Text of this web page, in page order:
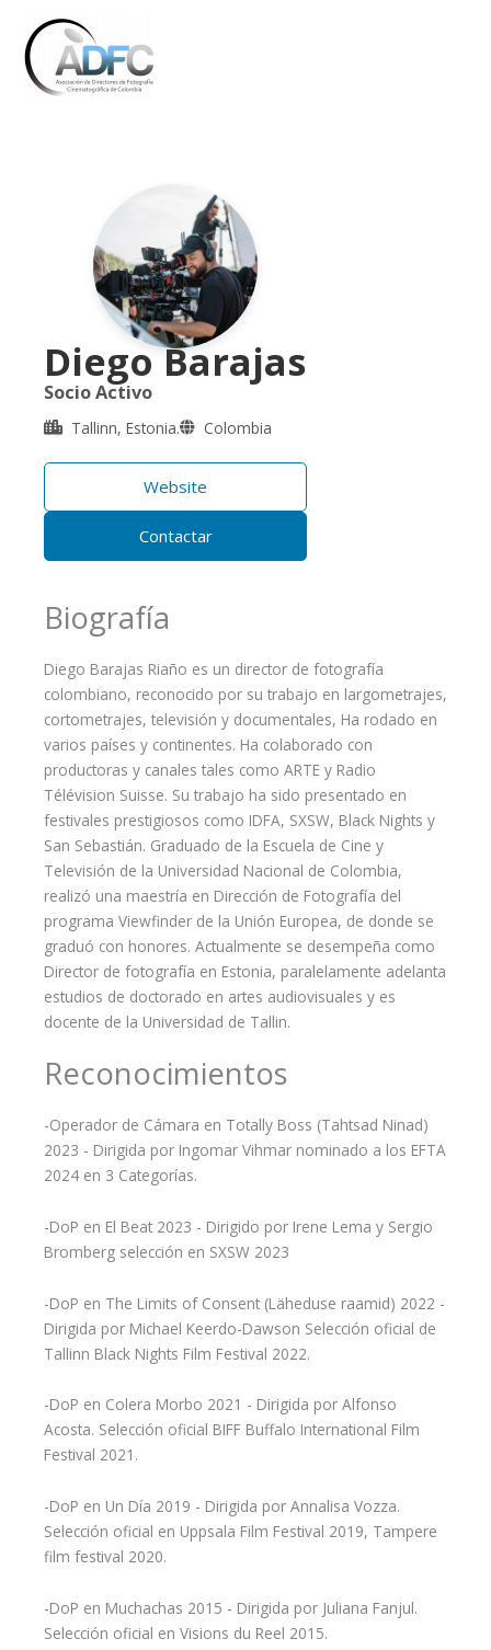
contenido
Diego Barajas
Socio Activo
Tallinn, Estonia. Colombia
Website
Contactar
Biografía
Diego Barajas Riaño es un director de fotografía
colombiano, reconocido por su trabajo en largometrajes,
cortometrajes, televisión y documentales, Ha rodado en
varios países y continentes. Ha colaborado con
productoras y canales tales como ARTE y Radio
Télévision Suisse. Su trabajo ha sido presentado en
festivales prestigiosos como IDFA, SXSW, Black Nights y
San Sebastián. Graduado de la Escuela de Cine y
Televisión de la Universidad Nacional de Colombia,
realizó una maestría en Dirección de Fotografía del
programa Viewfinder de la Unión Europea, de donde se
graduó con honores. Actualmente se desempeña como
Director de fotografía en Estonia, paralelamente adelanta
estudios de doctorado en artes audiovisuales y es
docente de la Universidad de Tallin.
Reconocimientos
-Operador de Cámara en Totally Boss (Tahtsad Ninad)
2023 - Dirigida por Ingomar Vihmar nominado a los EFTA
2024 en 3 Categorías.
-DoP en El Beat 2023 - Dirigido por Irene Lema y Sergio
Bromberg selección en SXSW 2023
-DoP en The Limits of Consent (Läheduse raamid) 2022 -
Dirigida por Michael Keerdo-Dawson Selección oficial de
Tallinn Black Nights Film Festival 2022.
-DoP en Colera Morbo 2021 - Dirigida por Alfonso
Acosta. Selección oficial BIFF Buffalo International Film
Festival 2021.
-DoP en Un Día 2019 - Dirigida por Annalisa Vozza.
Selección oficial en Uppsala Film Festival 2019, Tampere
film festival 2020.
-DoP en Muchachas 2015 - Dirigida por Juliana Fanjul.
Selección oficial en Visions du Reel 2015.